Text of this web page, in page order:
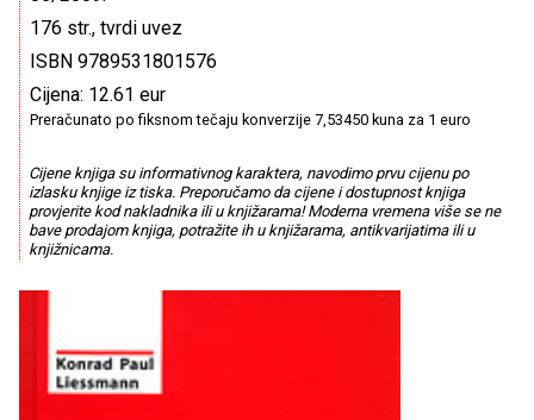
176 str., tvrdi uvez
ISBN 9789531801576
Cijena: 12.61 eur
Preračunato po fiksnom tečaju konverzije 7,53450 kuna za 1 euro
Cijene knjiga su informativnog karaktera, navodimo prvu cijenu po
izlasku knjige iz tiska. Preporučamo da cijene i dostupnost knjiga
provjerite kod nakladnika ili u knjižarama! Moderna vremena više se ne
bave prodajom knjiga, potražite ih u knjižarama, antikvarijatima ili u
knjižnicama.